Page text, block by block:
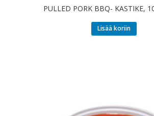
PULLED PORK BBQ- KASTIKE,
Lisää koriin